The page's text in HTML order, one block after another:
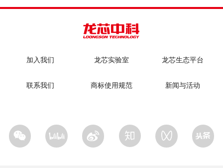
加入我们 龙芯实验室 龙芯生态平台
联系我们 商标使用规范 新闻与活动